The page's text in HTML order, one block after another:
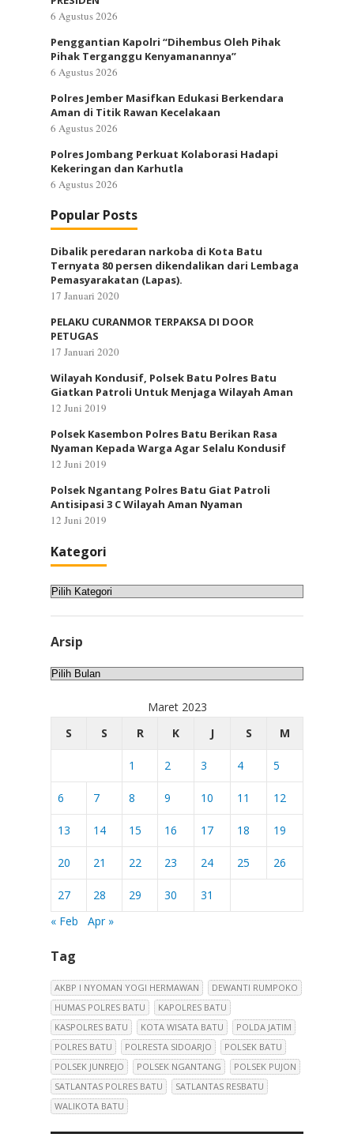
6 Agustus 2026
Penggantian Kapolri “Dihembus Oleh Pihak
Pihak Terganggu Kenyamanannya”
6 Agustus 2026
Polres Jember Masifkan Edukasi Berkendara
Aman di Titik Rawan Kecelakaan
6 Agustus 2026
Polres Jombang Perkuat Kolaborasi Hadapi
Kekeringan dan Karhutla
6 Agustus 2026
Popular Posts
Dibalik peredaran narkoba di Kota Batu
Ternyata 80 persen dikendalikan dari Lembaga
Pemasyarakatan (Lapas).
17 Januari 2020
PELAKU CURANMOR TERPAKSA DI DOOR
PETUGAS
17 Januari 2020
Wilayah Kondusif, Polsek Batu Polres Batu
Giatkan Patroli Untuk Menjaga Wilayah Aman
12 Juni 2019
Polsek Kasembon Polres Batu Berikan Rasa
Nyaman Kepada Warga Agar Selalu Kondusif
12 Juni 2019
Polsek Ngantang Polres Batu Giat Patroli
Antisipasi 3 C Wilayah Aman Nyaman
12 Juni 2019
Kategori
Kategori
Arsip
Arsip
Maret 2023
S
S R K J S M
1 2 3 4 5
6 7 8 9 10 11 12
13 14 15 16 17 18 19
20 21 22 23 24 25 26
27 28 29 30
31
« Feb
Apr »
Tag
AKBP I NYOMAN YOGI HERMAWAN
DEWANTI RUMPOKO
HUMAS POLRES BATU
KAPOLRES BATU
KASPOLRES BATU
KOTA WISATA BATU
POLDA JATIM
POLRES BATU
POLRESTA SIDOARJO
POLSEK BATU
POLSEK JUNREJO
POLSEK NGANTANG
POLSEK PUJON
SATLANTAS POLRES BATU
SATLANTAS RESBATU
WALIKOTA BATU